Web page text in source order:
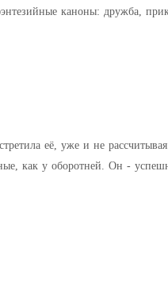
каноны: дружба,
её, уже и не
как у оборотней. Он -